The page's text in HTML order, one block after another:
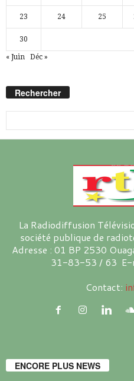
23 24 25
30
« Juin Déc »
Rechercher
La Radiodiffusion
société publique de
Adresse : 01 BP 2530
31-83-53 / 63
Contact:
ENCORE PLUS NEWS